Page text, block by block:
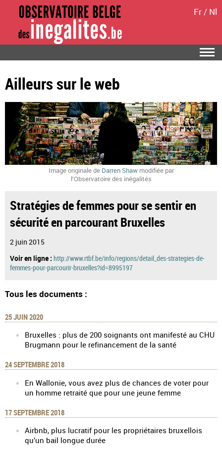
Fr/ Nl
Ailleurs sur le web
Image originale de Darren Shawmodifiée par
l’Observatoire des inégalités
Stratégies de femmes pour se sentir en
sécurité en parcourant Bruxelles
2 juin 2015
Voir en ligne : http://www.rtbf.be/info/regions/detail_des-strategies-de-
femmes-pour-parcourir-bruxelles?id=8995197
Tous les documents :
25 JUIN 2020
Bruxelles : plus de 200 soignants ont manifesté au CHU
Brugmann pour le refinancement de la santé
24 SEPTEMBRE 2018
En Wallonie, vous avez plus de chances de voter pour
un homme retraité que pour une jeune femme
17 SEPTEMBRE 2018
Airbnb, plus lucratif pour les propriétaires bruxellois
qu’un bail longue durée